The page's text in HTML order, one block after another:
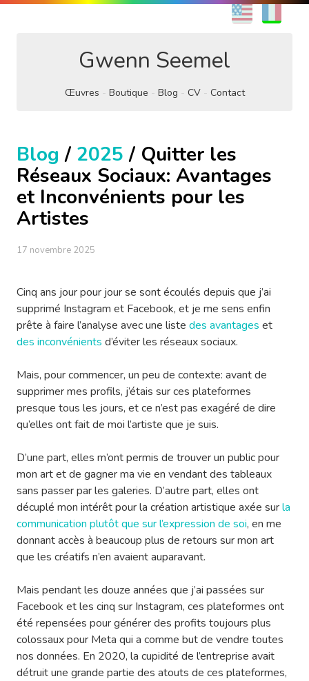
EN
Gwenn Seemel
Œuvres Boutique Blog CV Contact
Blog / 2025 / Quitter les
Réseaux Sociaux: Avantages
et Inconvénients pour les
Artistes
17 novembre 2025
Cinq ans jour pour jour se sont écoulés depuis que j’ai
supprimé Instagram et Facebook, et je me sens enfin
prête à faire l’analyse avec une liste des avantages et
des inconvénients d’éviter les réseaux sociaux.
Mais, pour commencer, un peu de contexte: avant de
supprimer mes profils, j’étais sur ces plateformes
presque tous les jours, et ce n’est pas exagéré de dire
qu’elles ont fait de moi l’artiste que je suis.
D’une part, elles m’ont permis de trouver un public pour
mon art et de gagner ma vie en vendant des tableaux
sans passer par les galeries. D’autre part, elles ont
décuplé mon intérêt pour la création artistique axée surla
communication plutôt que sur l’expression de soi, en me
donnant accès à beaucoup plus de retours sur mon art
que les créatifs n’en avaient auparavant.
Mais pendant les douze années que j’ai passées sur
Facebook et les cinq sur Instagram, ces plateformes ont
été repensées pour générer des profits toujours plus
colossaux pour Meta qui a comme but de vendre toutes
nos données. En 2020, la cupidité de l’entreprise avait
détruit une grande partie des atouts de ces plateformes,